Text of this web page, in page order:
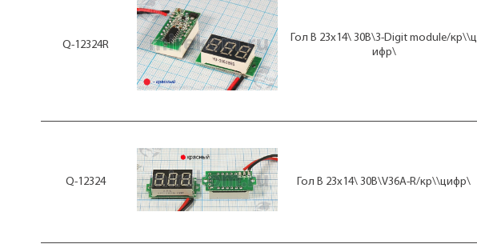
Q-12324R
Гол В 23x14\ 30В\3-Digit module/кр\\ц
ифр\
Q-12324 Гол В 23x14\ 30В\V36A-R/кр\\цифр\